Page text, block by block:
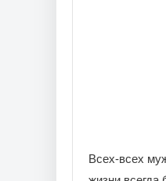
Всех-всех